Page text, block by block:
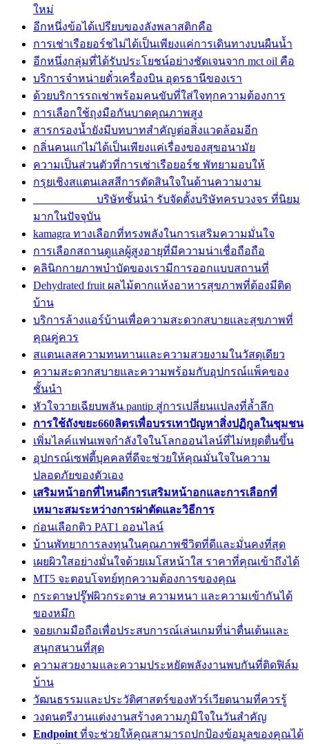
ใหม่
อีกหนึ่งข้อได้เปรียบของลังพลาสติกคือ
การเช่าเรือยอร์ชไม่ได้เป็นเพียงแค่การเดินทางบนผืนน้ำ
อีกหนึ่งกลุ่มที่ได้รับประโยชน์อย่างชัดเจนจาก mct oil คือ
บริการจำหน่ายตั๋วเครื่องบิน อุดรธานีของเรา
ด้วยบริการรถเช่าพร้อมคนขับที่ใส่ใจทุกความต้องการ
การเลือกใช้ถุงมือกันบาดคุณภาพสูง
สารกรองน้ำยังมีบทบาทสำคัญต่อสิ่งแวดล้อมอีก
กลิ่นคนแก่ไม่ได้เป็นเพียงแค่เรื่องของสุขอนามัย
ความเป็นส่วนตัวที่การเช่าเรือยอร์ช พัทยามอบให้
กรุยเชิงสแตนเลสสีการตัดสินใจในด้านความงาม
บริษัทชั้นนำ รับจัดตั้งบริษัทครบวงจร ที่นิยม
มากในปัจจุบัน
kamagra ทางเลือกที่ทรงพลังในการเสริมความมั่นใจ
การเลือกสถานดูแลผู้สูงอายุที่มีความน่าเชื่อถือถือ
คลินิกกายภาพบำบัดของเรามีการออกแบบสถานที่
Dehydrated fruit ผลไม้ตากแห้งอาหารสุขภาพที่ต้องมีติด
บ้าน
บริการล้างแอร์บ้านเพื่อความสะดวกสบายและสุขภาพที่
คุณคู่ควร
สแตนเลสความทนทานและความสวยงามในวัสดุเดียว
ความสะดวกสบายและความพร้อมกับอุปกรณ์แพ็คของ
ชั้นนำ
หัวใจวายเฉียบพลัน pantip สู่การเปลี่ยนแปลงที่ล้ำลึก
การใช้ถังขยะ660ลิตรเพื่อบรรเทาปัญหาสิ่งปฏิกูลในชุมชน
เพิ่มไลค์แฟนเพจกำลังใจในโลกออนไลน์ที่ไม่หยุดตื่นขึ้น
อุปกรณ์เซฟตี้บุคคลที่ดีจะช่วยให้คุณมั่นใจในความ
ปลอดภัยของตัวเอง
เสริมหน้าอกที่ไหนดีการเสริมหน้าอกและการเลือกที่
เหมาะสมระหว่างการผ่าตัดและวิธีการ
ก่อนเลือกติว PAT1 ออนไลน์
บ้านพัทยาการลงทุนในคุณภาพชีวิตที่ดีและมั่นคงที่สุด
เผยผิวใสอย่างมั่นใจด้วยเมโสหน้าใส ราคาที่คุณเข้าถึงได้
MT5 จะตอบโจทย์ทุกความต้องการของคุณ
กระดาษปรู๊ฟผิวกระดาษ ความหนา และความเข้ากันได้
ของหมึก
จอยเกมมือถือเพื่อประสบการณ์เล่นเกมที่น่าตื่นเต้นและ
สนุกสนานที่สุด
ความสวยงามและความประหยัดพลังงานพบกันที่ติดฟิล์ม
บ้าน
วัฒนธรรมและประวัติศาสตร์ของทัวร์เวียดนามที่ควรรู้
วงดนตรีงานแต่งงานสร้างความภูมิใจในวันสำคัญ
Endpoint ที่จะช่วยให้คุณสามารถปกป้องข้อมูลของคุณได้